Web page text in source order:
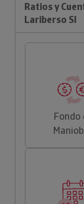
Ratios y
Lariberso Sl
Fondo